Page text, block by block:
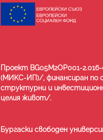
Проект BG05M2ОP001-
(МИKС-ИП)/, финансиран по
структурни и
целия живот/.
Бургаски свободен